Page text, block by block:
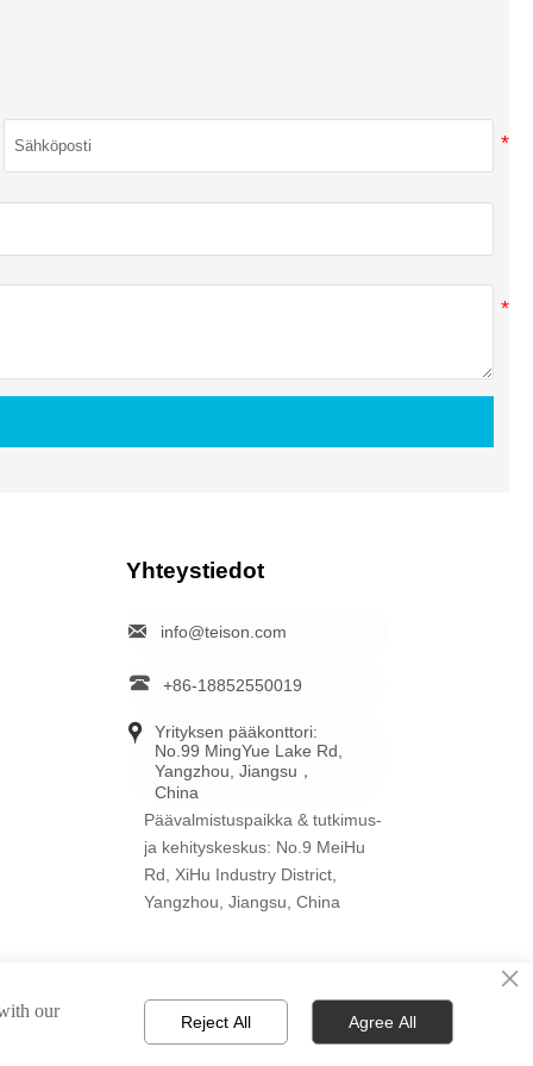
Yhteystiedot
 info@teison.com
 +86-18852550019

Yrityksen pääkonttori:
No.99 MingYue Lake Rd,
Yangzhou, Jiangsu，
China
Päävalmistuspaikka & tutkimus-
ja kehityskeskus: No.9 MeiHu
Rd, XiHu Industry District,
Yangzhou, Jiangsu, China
×
our
Reject All Agree All